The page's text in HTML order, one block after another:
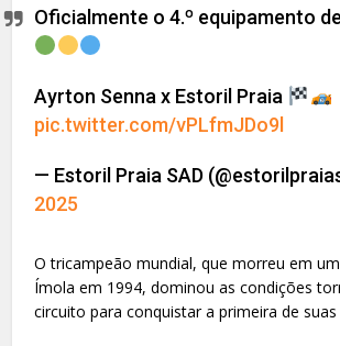
Oficialmente o 4.º equipamento
Ayrton Senna x Estoril Praia
pic.twitter.com/vPLfmJDo9l
— Estoril Praia SAD
2025
O tricampeão mundial, que morreu em
Ímola em 1994, dominou as condições
circuito para conquistar a primeira de